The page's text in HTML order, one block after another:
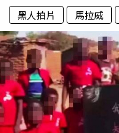
黑人拍片 馬拉威